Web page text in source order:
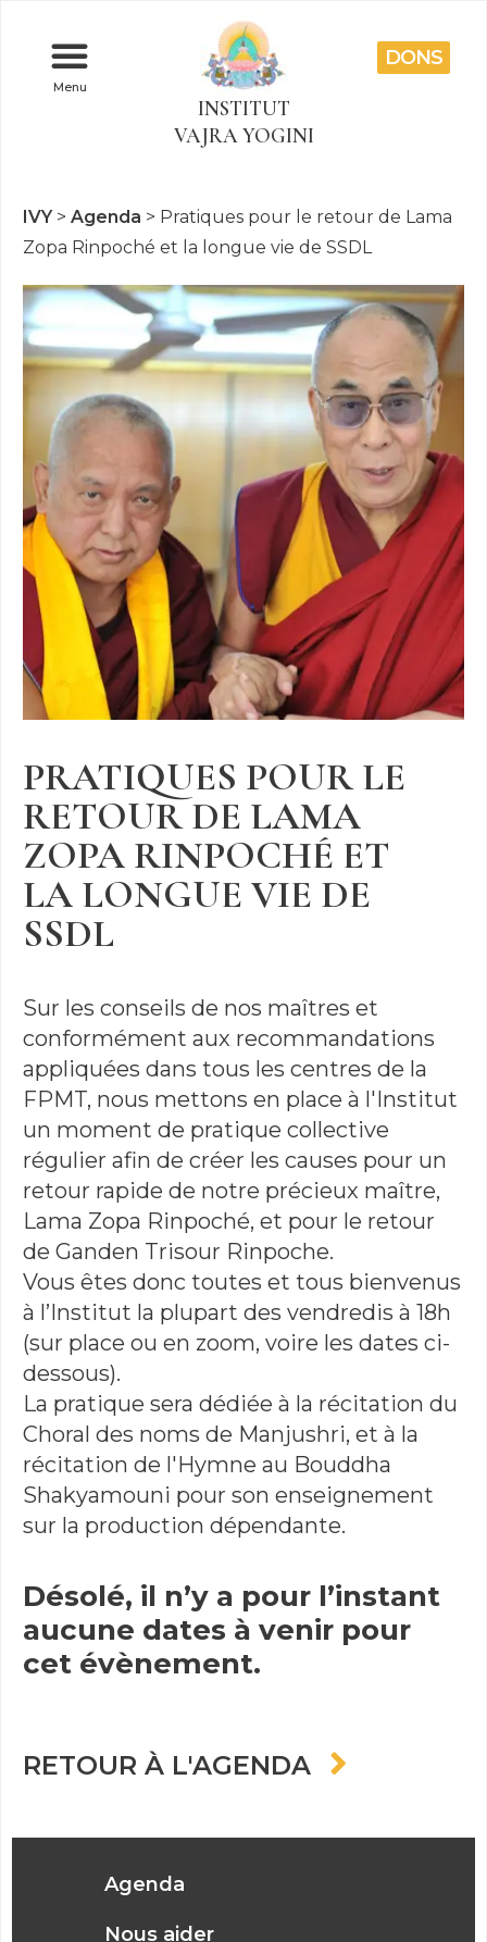
Menu
INSTITUT
VAJRA YOGINI
DONS
IVY> Agenda > Pratiques pour le retour de Lama
Zopa Rinpoché et la longue vie de SSDL
PRATIQUES POUR LE
RETOUR DE LAMA
ZOPA RINPOCHÉ ET
LA LONGUE VIE DE
SSDL
Sur les conseils de nos maîtres et
conformément aux recommandations
appliquées dans tous les centres de la
FPMT, nous mettons en place à l'Institut
un moment de pratique collective
régulier afin de créer les causes pour un
retour rapide de notre précieux maître,
Lama Zopa Rinpoché, et pour le retour
de Ganden Trisour Rinpoche.
Vous êtes donc toutes et tous bienvenus
à l’Institut la plupart des vendredis à 18h
(sur place ou en zoom, voire les dates ci-
dessous).
La pratique sera dédiée à la récitation du
Choral des noms de Manjushri, et à la
récitation de l'Hymne au Bouddha
Shakyamouni pour son enseignement
sur la production dépendante.
Désolé, il n’y a pour l’instant
aucune dates à venir pour
cet évènement.
RETOUR À L'AGENDA
Agenda
Nous aider